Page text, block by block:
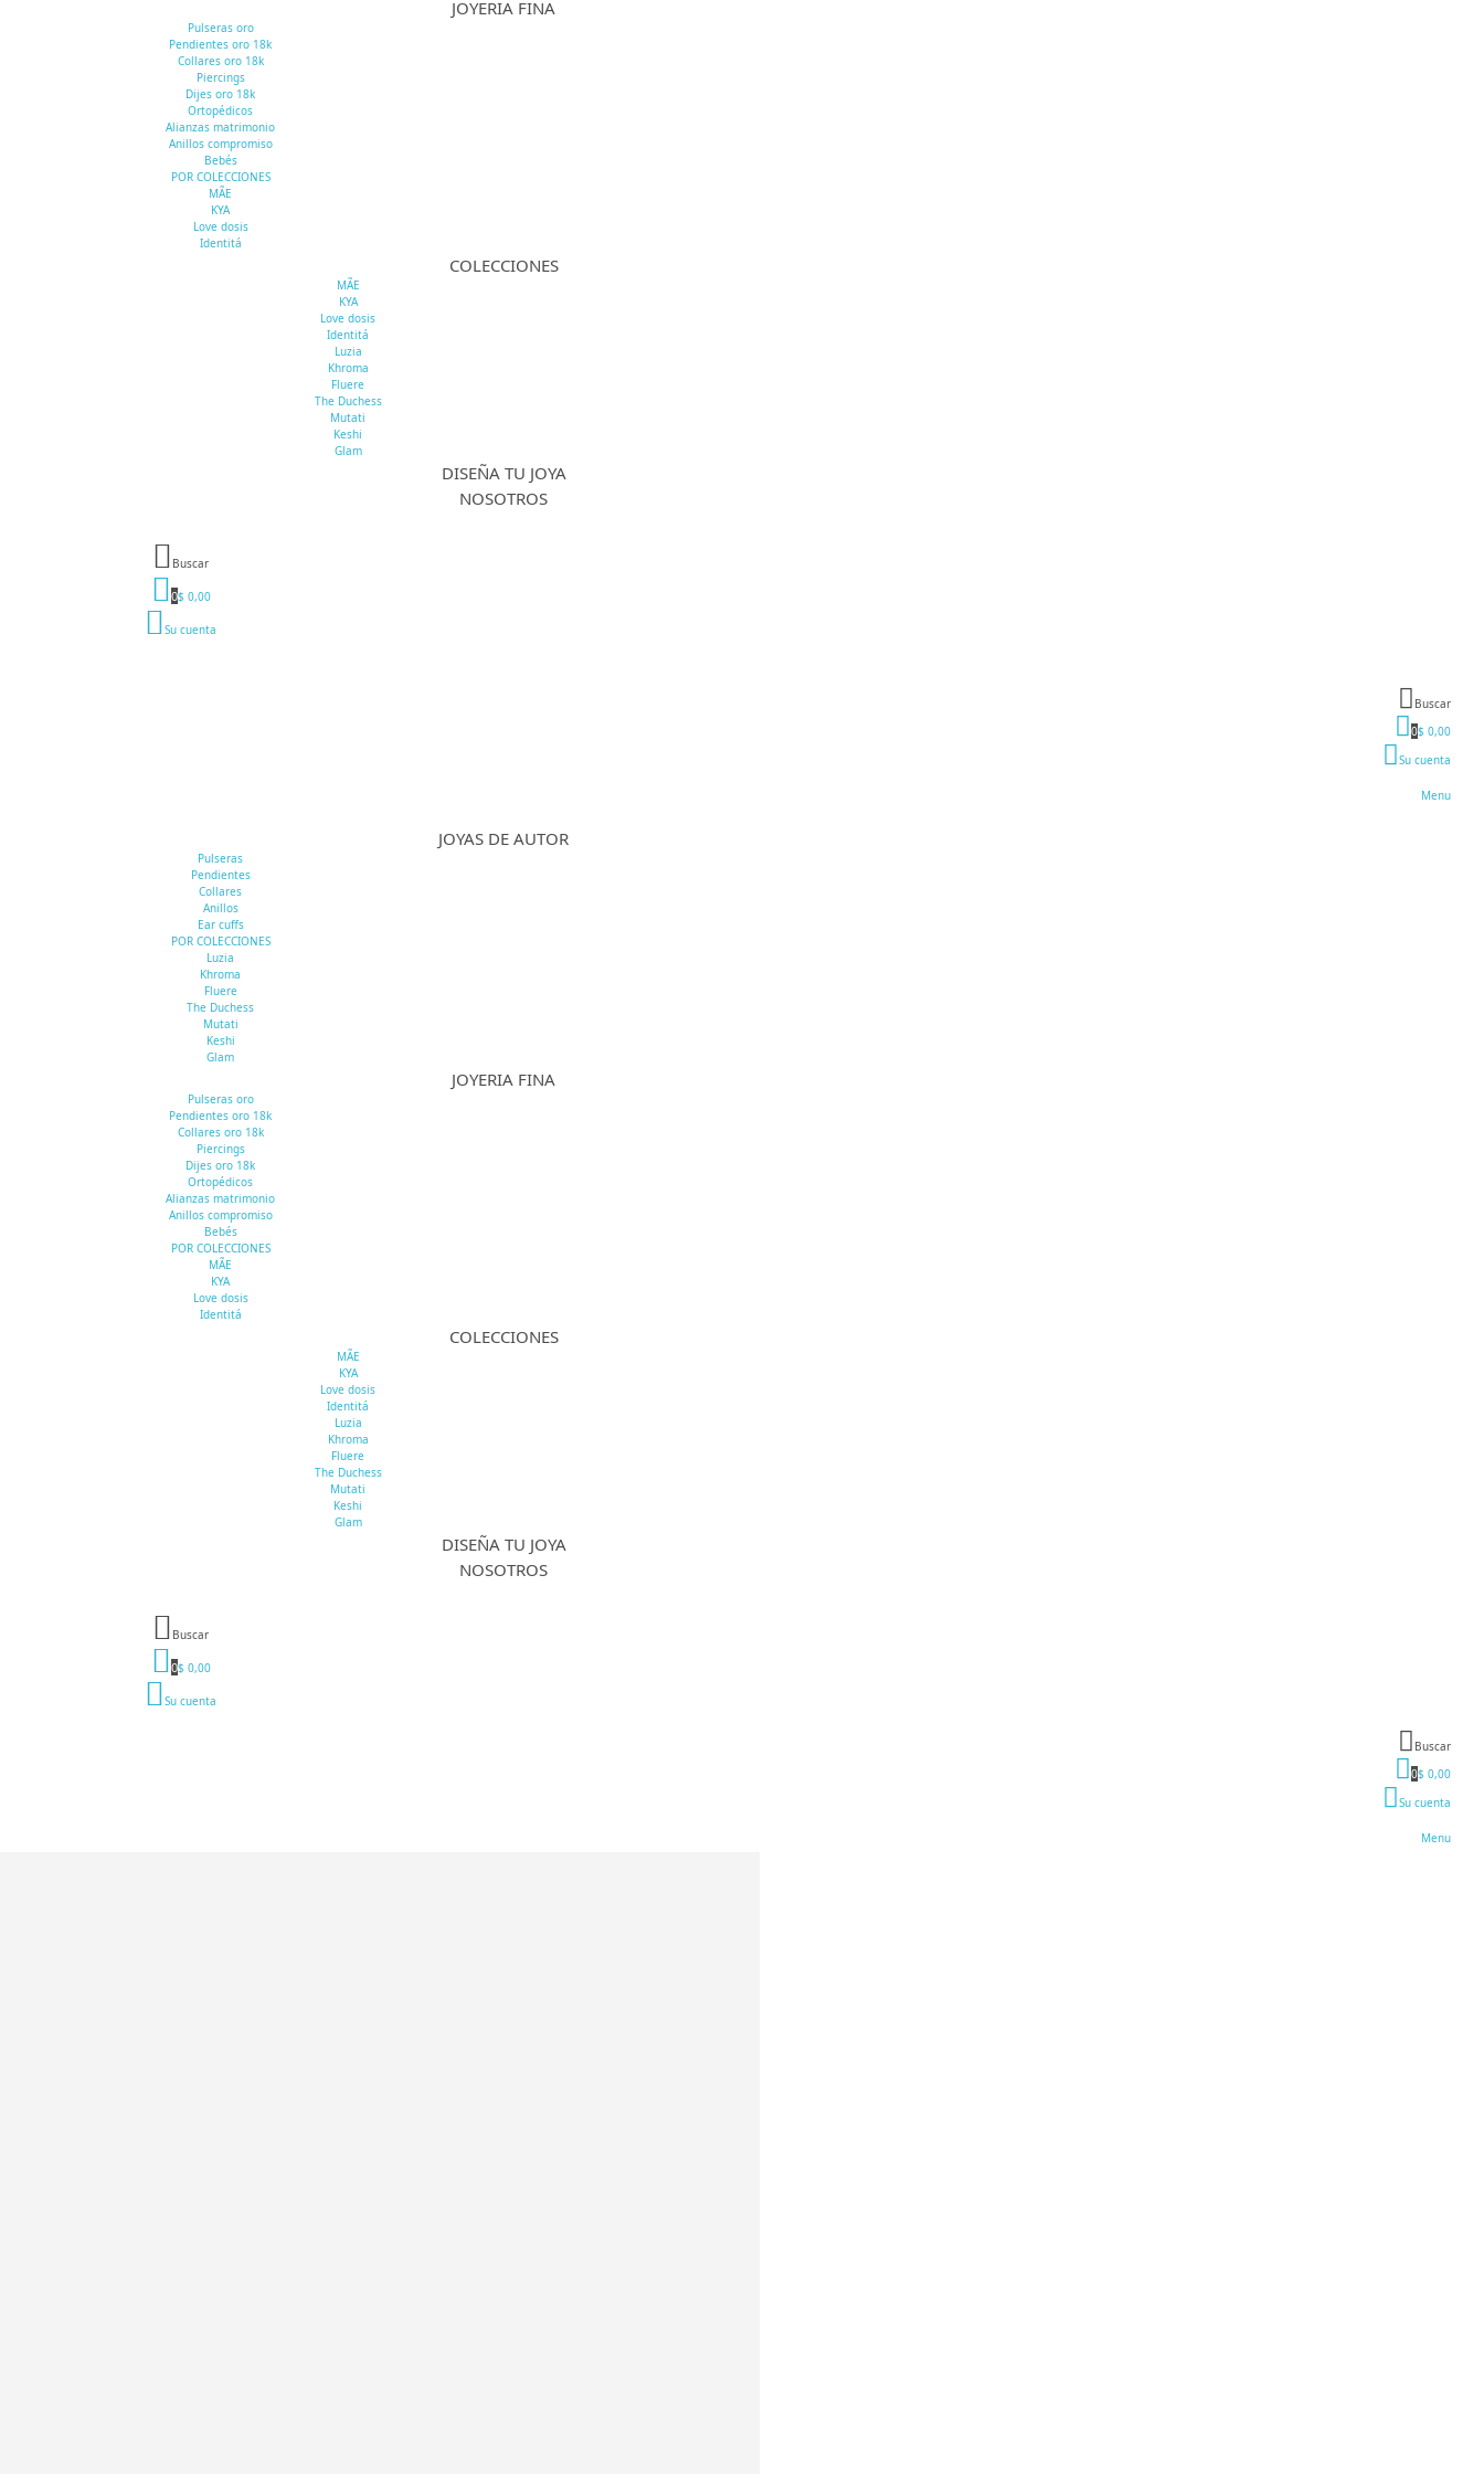
JOYERIA FINA
Pulseras oro
Pendientes oro 18k
Collares oro 18k
Piercings
Dijes oro 18k
Ortopédicos
Alianzas matrimonio
Anillos compromiso
Bebés
POR COLECCIONES
MÃE
KYA
Love dosis
Identitá
COLECCIONES
MÃE
KYA
Love dosis
Identitá
Luzia
Khroma
Fluere
The Duchess
Mutati
Keshi
Glam
DISEÑA TU JOYA
NOSOTROS
Buscar
0$ 0,00
Su cuenta
Buscar
0$ 0,00
Su cuenta
Menu
JOYAS DE AUTOR
Pulseras
Pendientes
Collares
Anillos
Ear cuffs
POR COLECCIONES
Luzia
Khroma
Fluere
The Duchess
Mutati
Keshi
Glam
JOYERIA FINA
Pulseras oro
Pendientes oro 18k
Collares oro 18k
Piercings
Dijes oro 18k
Ortopédicos
Alianzas matrimonio
Anillos compromiso
Bebés
POR COLECCIONES
MÃE
KYA
Love dosis
Identitá
COLECCIONES
MÃE
KYA
Love dosis
Identitá
Luzia
Khroma
Fluere
The Duchess
Mutati
Keshi
Glam
DISEÑA TU JOYA
NOSOTROS
Buscar
0$ 0,00
Su cuenta
Buscar
0$ 0,00
Su cuenta
Menu